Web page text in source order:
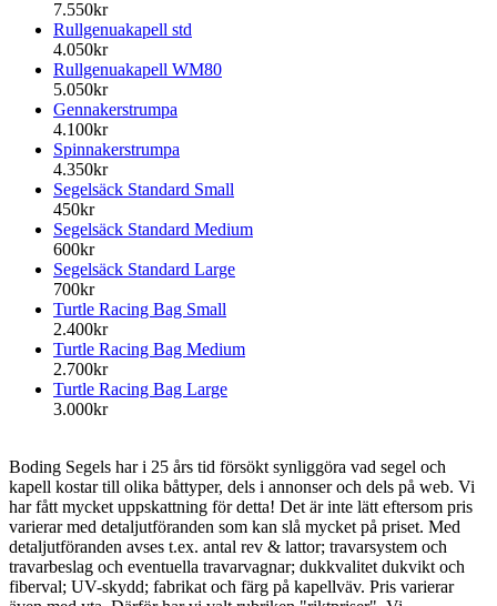
7.550kr
Rullgenuakapell std
4.050kr
Rullgenuakapell WM80
5.050kr
Gennakerstrumpa
4.100kr
Spinnakerstrumpa
4.350kr
Segelsäck Standard Small
450kr
Segelsäck Standard Medium
600kr
Segelsäck Standard Large
700kr
Turtle Racing Bag Small
2.400kr
Turtle Racing Bag Medium
2.700kr
Turtle Racing Bag Large
3.000kr
Boding Segels har i 25 års tid försökt synliggöra vad segel och
kapell kostar till olika båttyper, dels i annonser och dels på web. Vi
har fått mycket uppskattning för detta! Det är inte lätt eftersom pris
varierar med detaljutföranden som kan slå mycket på priset. Med
detaljutföranden avses t.ex. antal rev & lattor; travarsystem och
travarbeslag och eventuella travarvagnar; dukkvalitet dukvikt och
fiberval; UV-skydd; fabrikat och färg på kapellväv. Pris varierar